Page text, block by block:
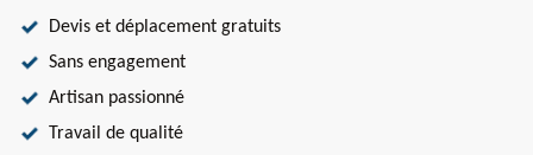
Devis et déplacement gratuits
Sans engagement
Artisan passionné
Travail de qualité